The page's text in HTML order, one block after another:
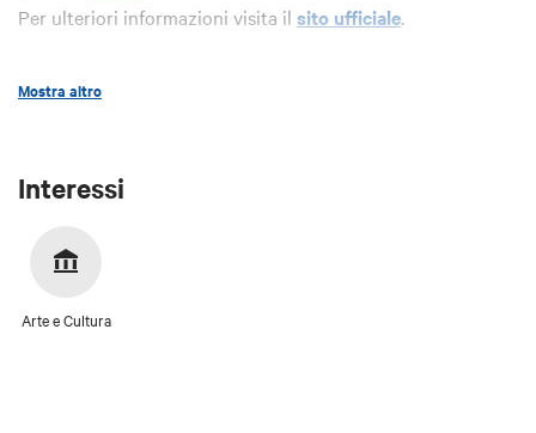
Per ulteriori informazioni visita il sito ufficiale.
Mostra altro
Interessi
Arte e Cultura